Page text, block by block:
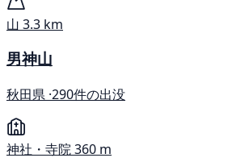
山 3.3 km
男神山
秋田県 ·290件の出没
神社・寺院360 m